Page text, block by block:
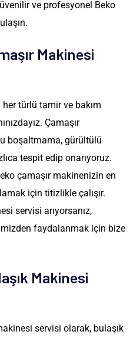
ve profesyonel Beko
Makinesi
türlü tamir ve bakım
Çamaşır
boşaltmama, gürültülü
tespit edip onarıyoruz.
çamaşır makinenizin en
için titizlikle çalışır.
servisi arıyorsanız,
faydalanmak için bize
Makinesi
servisi olarak, bulaşık